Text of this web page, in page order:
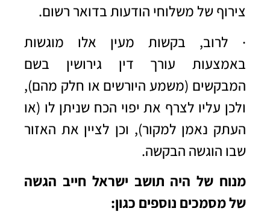
צירוף של משלוחי הודעות בדואר רשום.
· לרוב, בקשות מעין אלו מוגשות
באמצעות עורך דין גירושין בשם
המבקשים (משמע היורשים או חלק מהם),
ולכן עליו לצרף את יפוי הכח שניתן לו (או
העתק נאמן למקור), וכן לציין את האזור
שבו הוגשה הבקשה.
מנוח של היה תושב ישראל חייב הגשה
של מסמכים נוספים כגון: